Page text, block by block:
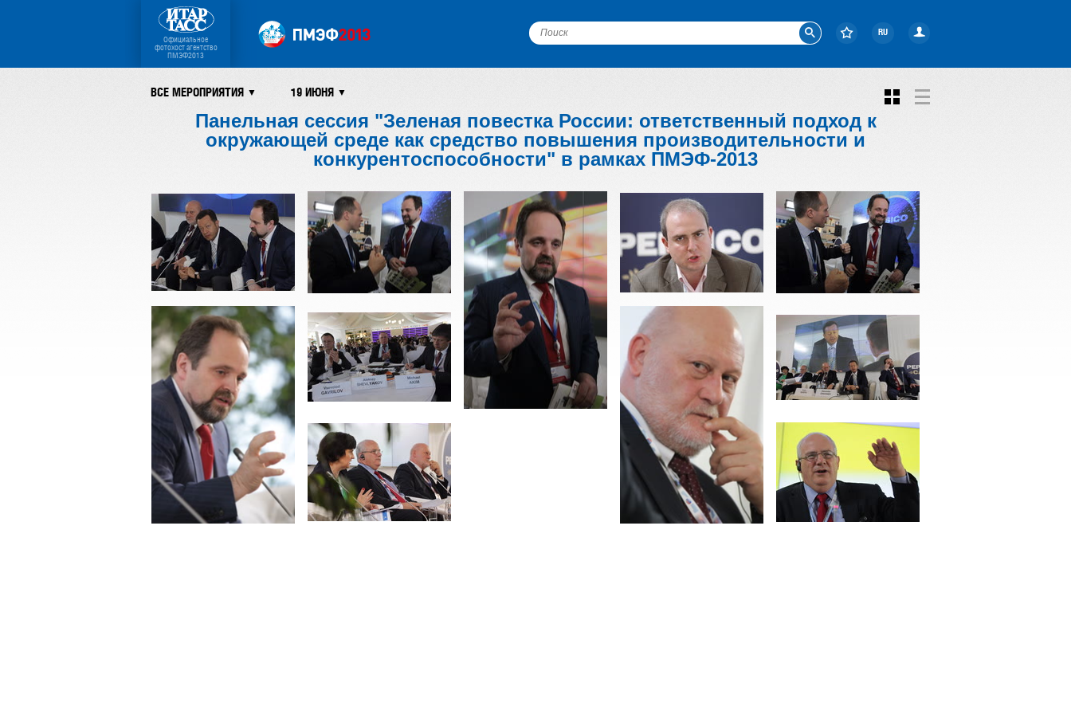
Официальное
фотохост агентство
ПМЭФ2013
RU
ВСЕ МЕРОПРИЯТИЯ ▼ 19 ИЮНЯ ▼
Панельная сессия "Зеленая повестка России: ответственный подход к
окружающей среде как средство повышения производительности и
конкурентоспособности" в рамках ПМЭФ-2013